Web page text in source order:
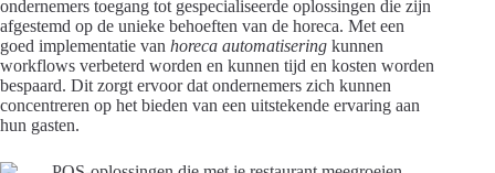
ondernemers toegang tot gespecialiseerde oplossingen die zijn
afgestemd op de unieke behoeften van de horeca. Met een
goed implementatie van horeca automatisering kunnen
workflows verbeterd worden en kunnen tijd en kosten worden
bespaard. Dit zorgt ervoor dat ondernemers zich kunnen
concentreren op het bieden van een uitstekende ervaring aan
hun gasten.